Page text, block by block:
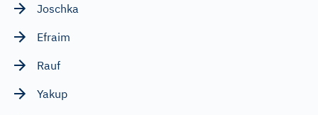
Joschka
Efraim
Rauf
Yakup